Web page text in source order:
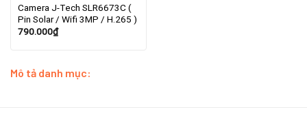
Camera J-Tech SLR6673C (
Pin Solar / Wifi 3MP / H.265 )
790.000₫
Mô tả danh mục: